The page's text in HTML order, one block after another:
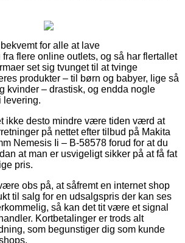
for alle at lave
flere online outlets, og så har flertallet
set sig tvunget til at tvinge
produkter – til børn og babyer, lige så
kvinder – drastisk, og endda nogle
levering.
ikke desto mindre være tiden værd at
på nettet efter tilbud på Makita
Nemesis Ii – B-58578 forud for at du
at man er usvigeligt sikker på at få fat
pris.
obs på, at såfremt en internet shop
til salg for en udsalgspris der kan ses
så kan det tit være et signal
Kortbetalinger er trods alt
som begunstiger dig som kunde